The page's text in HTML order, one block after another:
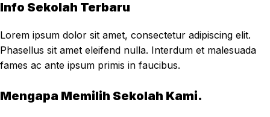
Info Sekolah Terbaru
Lorem ipsum dolor sit amet, consectetur adipiscing elit.
Phasellus sit amet eleifend nulla. Interdum et malesuada
fames ac ante ipsum primis in faucibus.
Mengapa Memilih Sekolah Kami.